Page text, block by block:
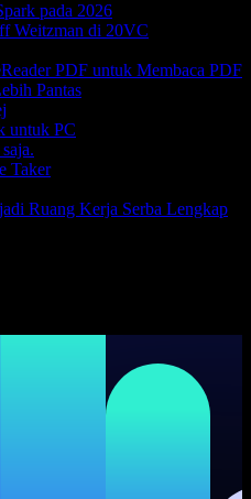
pada 2026
Weitzman di 20VC
PDF untuk Membaca PDF
Pantas
untuk PC
Taker
Ruang Kerja Serba Lengkap